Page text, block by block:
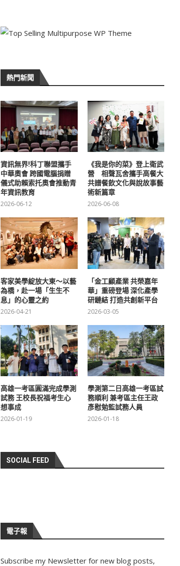
熱門新聞
資訊無界!科丁聯盟攜手
中華奧會 跨國電腦捐贈
儀式助賴索托奧會推動青
年資訊教育
2026-06-12
《我是你的菜》登上衛武
營 相聲瓦舍攜手高餐大
共譜餐飲文化與說故事藝
術新篇章
2026-06-08
客家美學綻放大東～以藝
為橋，赴一場「生生不
息」的心靈之約
2026-04-21
「金工顧產業 共榮嘉年
華」重磅登場 深化產學
研鏈結 打造共創新平台
2026-03-05
高雄一考區圓滿完成學測
試務 王校長祝福考生心
想事成
2026-01-19
學測第二日高雄一考區試
務順利 兼考區主任王政
彥慰勉監試務人員
2026-01-18
SOCIAL FEED
電子報
Subscribe my Newsletter for new blog posts,